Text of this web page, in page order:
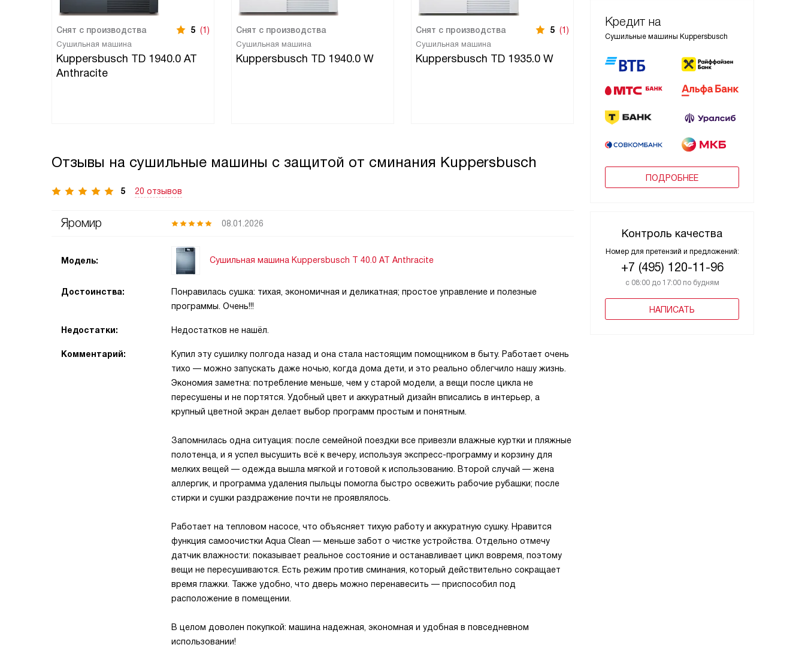
Кредит на
Сушильные машины Kuppersbusch
ПОДРОБНЕЕ
Контроль качества
Номер для претензий и предложений:
+7 (495) 120-11-96
с 08:00 до 17:00 по будням
НАПИСАТЬ
Снят с производства 5 (1)
Сушильная машина
Kuppersbusch TD 1940.0 AT
Anthracite
Снят с производства
Сушильная машина
Kuppersbusch TD 1940.0 W
Снят с производства 5 (1)
Сушильная машина
Kuppersbusch TD 1935.0 W
Снят с производства
Kuppersbusch TD 1840.0 W
Отзывы на сушильные машины с защитой от сминания Kuppersbusch
5 20 отзывов
Яромир 08.01.2026
Модель: Сушильная машина Kuppersbusch T 40.0 AT Anthracite
Достоинства:
Понравилась сушка: тихая, экономичная и деликатная; простое управление и полезные
программы. Очень!!!
Недостатки: Недостатков не нашёл.
Комментарий:
Купил эту сушилку полгода назад и она стала настоящим помощником в быту. Работает очень
тихо — можно запускать даже ночью, когда дома дети, и это реально облегчило нашу жизнь.
Экономия заметна: потребление меньше, чем у старой модели, а вещи после цикла не
пересушены и не портятся. Удобный цвет и аккуратный дизайн вписались в интерьер, а
крупный цветной экран делает выбор программ простым и понятным.
Запомнилась одна ситуация: после семейной поездки все привезли влажные куртки и пляжные
полотенца, и я успел высушить всё к вечеру, используя экспресс-программу и корзину для
мелких вещей — одежда вышла мягкой и готовой к использованию. Второй случай — жена
аллергик, и программа удаления пыльцы помогла быстро освежить рабочие рубашки; после
стирки и сушки раздражение почти не проявлялось.
Работает на тепловом насосе, что объясняет тихую работу и аккуратную сушку. Нравится
функция самоочистки Aqua Clean — меньше забот о чистке устройства. Отдельно отмечу
датчик влажности: показывает реальное состояние и останавливает цикл вовремя, поэтому
вещи не пересушиваются. Есть режим против сминания, который действительно сокращает
время глажки. Также удобно, что дверь можно перенавесить — приспособил под
расположение в помещении.
В целом доволен покупкой: машина надежная, экономная и удобная в повседневном
использовании!